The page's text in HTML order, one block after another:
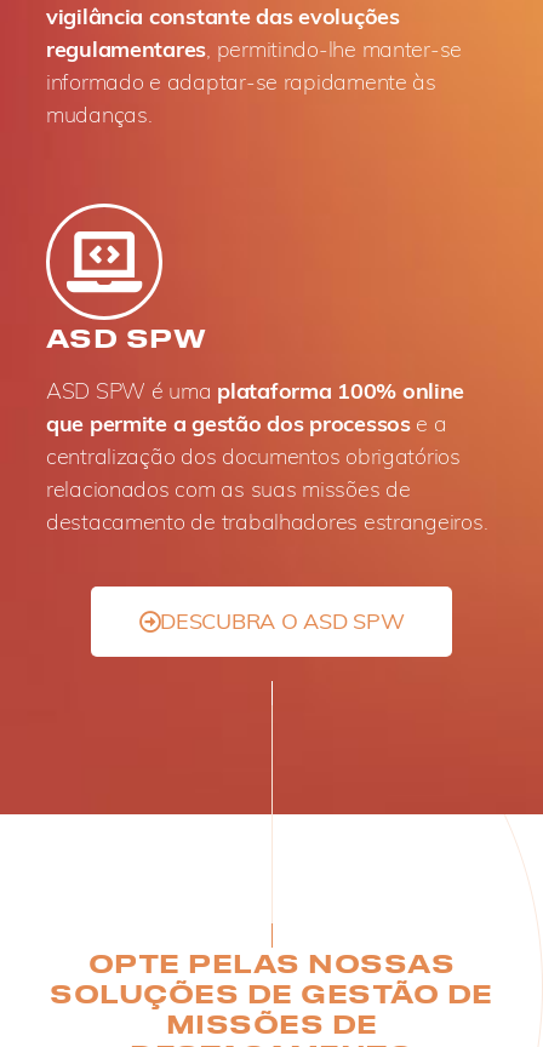
vigilância constante das evoluções
regulamentares , permitindo-lhe manter-se
informado e adaptar-se rapidamente às
mudanças.
ASD SPW
ASD SPW é uma plataforma 100% online
que permite a gestão dos processose a
centralização dos documentos obrigatórios
relacionados com as suas missões de
destacamento de trabalhadores estrangeiros.
DESCUBRA O ASD SPW
OPTE PELAS NOSSAS
SOLUÇÕES DE GESTÃO DE
MISSÕES DE